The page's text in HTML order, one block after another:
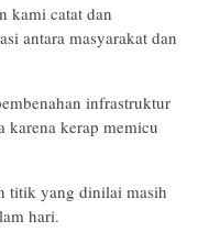
kami catat dan
antara masyarakat dan
infrastruktur
karena kerap memicu
titik yang dinilai masih
hari.